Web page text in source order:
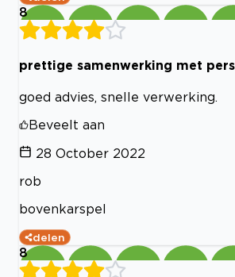
8
prettige samenwerking met
goed advies, snelle verwerking.
Beveelt aan
28 October 2022
rob
bovenkarspel
delen
8